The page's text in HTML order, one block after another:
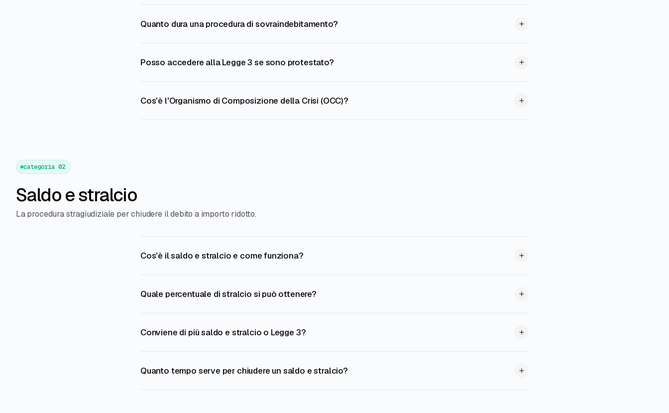
Quanto dura una procedura di sovraindebitamento?
Posso accedere alla Legge 3 se sono protestato?
Cos'è l'Organismo di Composizione della Crisi (OCC)?
categoria 02
Saldo e stralcio
La procedura stragiudiziale per chiudere il debito a importo ridotto.
Cos'è il saldo e stralcio e come funziona?
Quale percentuale di stralcio si può ottenere?
Conviene di più saldo e stralcio o Legge 3?
Quanto tempo serve per chiudere un saldo e stralcio?